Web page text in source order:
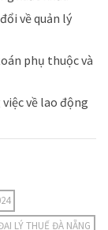
về quản lý
phụ thuộc và
về lao động
LÝ THUẾ ĐÀ NẴNG